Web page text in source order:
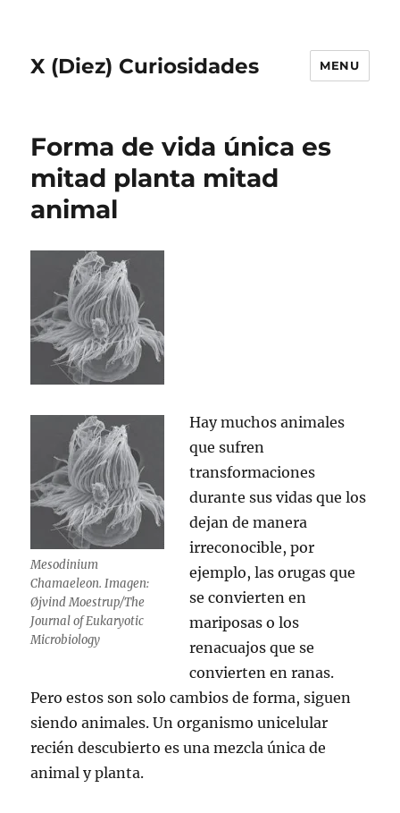
X (Diez) Curiosidades MENU
Forma de vida única es
mitad planta mitad
animal
Mesodinium
Chamaeleon. Imagen:
Øjvind Moestrup/The
Journal of Eukaryotic
Microbiology
Hay muchos animales
que sufren
transformaciones
durante sus vidas que los
dejan de manera
irreconocible, por
ejemplo, las orugas que
se convierten en
mariposas o los
renacuajos que se
convierten en ranas.
Pero estos son solo cambios de forma, siguen
siendo animales. Un organismo unicelular
recién descubierto es una mezcla única de
animal y planta.